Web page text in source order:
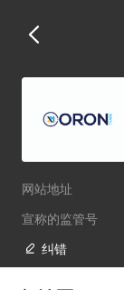
网站地址
宣称的监管号
纠错